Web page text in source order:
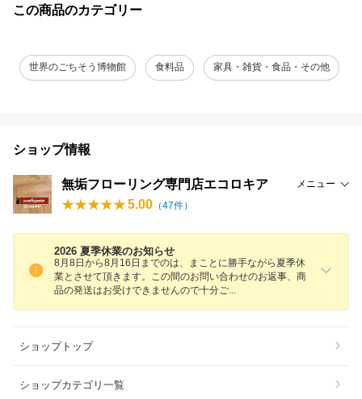
この商品のカテゴリー
世界のごちそう博物館 食料品 家具・雑貨・食品・その他
ショップ情報
無垢フローリング専門店エコロキア メニュー
5.00 （47件）
2026 夏季休業のお知らせ
8月8日から8月16日までのは、まことに勝手ながら夏季休
業とさせて頂きます。この間のお問い合わせのお返事、商
品の発送はお受けできませんので十分ご
ショップトップ
ショップカテゴリ一覧